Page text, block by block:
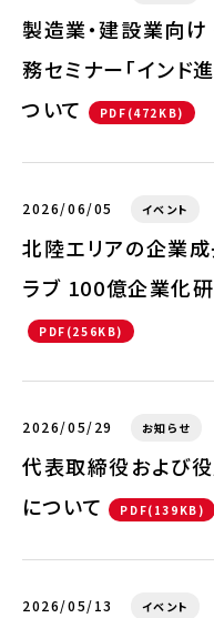
製造業・建設業向け
務セミナー「インド
ついて
PDF(472KB)
2026/06/05 イベント
北陸エリアの企業
ラブ 100億企業化
PDF(256KB)
2026/05/29 お知らせ
代表取締役および
について
PDF(139KB)
2026/05/13 イベント